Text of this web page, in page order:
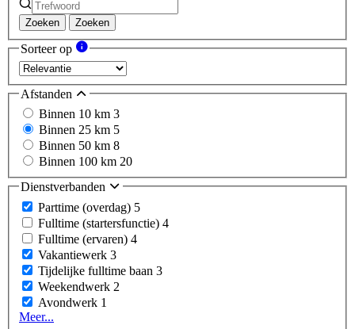
Zoeken Zoeken
Sorteer op
Afstanden
Binnen 10 km 3
Binnen 25 km 5
Binnen 50 km 8
Binnen 100 km 20
Dienstverbanden
Parttime (overdag) 5
Fulltime (startersfunctie) 4
Fulltime (ervaren) 4
Vakantiewerk 3
Tijdelijke fulltime baan 3
Weekendwerk 2
Avondwerk 1
Meer...